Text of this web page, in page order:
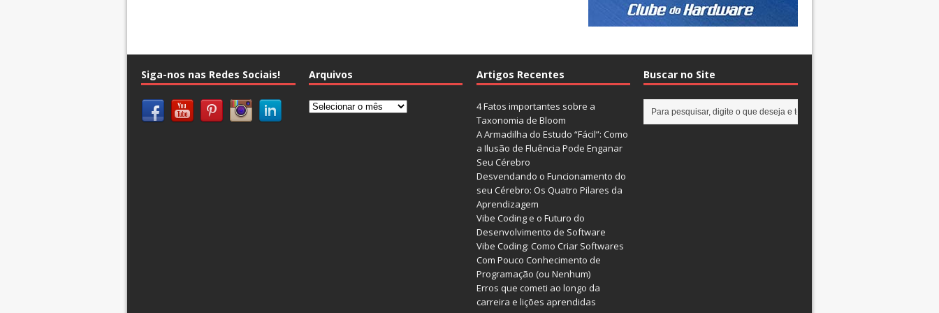
Siga-nos nas Redes Sociais! Arquivos
Arquivos
Artigos Recentes
4 Fatos importantes sobre a
Taxonomia de Bloom
A Armadilha do Estudo “Fácil”: Como
a Ilusão de Fluência Pode Enganar
Seu Cérebro
Desvendando o Funcionamento do
seu Cérebro: Os Quatro Pilares da
Aprendizagem
Vibe Coding e o Futuro do
Desenvolvimento de Software
Vibe Coding: Como Criar Softwares
Com Pouco Conhecimento de
Programação (ou Nenhum)
Erros que cometi ao longo da
carreira e lições aprendidas
Buscar no Site